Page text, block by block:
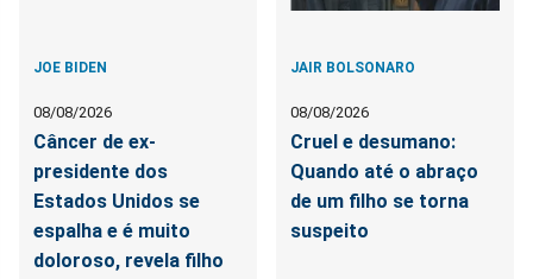
JOE BIDEN
08/08/2026
Câncer de ex-
presidente dos
Estados Unidos se
espalha e é muito
doloroso, revela filho
JAIR BOLSONARO
08/08/2026
Cruel e desumano:
Quando até o abraço
de um filho se torna
suspeito